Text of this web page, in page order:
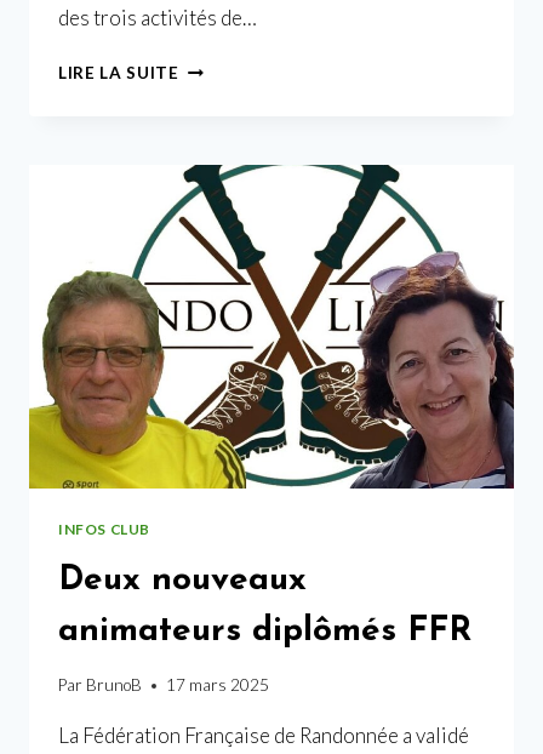
des trois activités de…
LIRE LA SUITELE
INFOS CLUB
Deux nouveaux
animateurs diplômés FFR
Par BrunoB 17 mars 2025
La Fédération Française de Randonnée a validé